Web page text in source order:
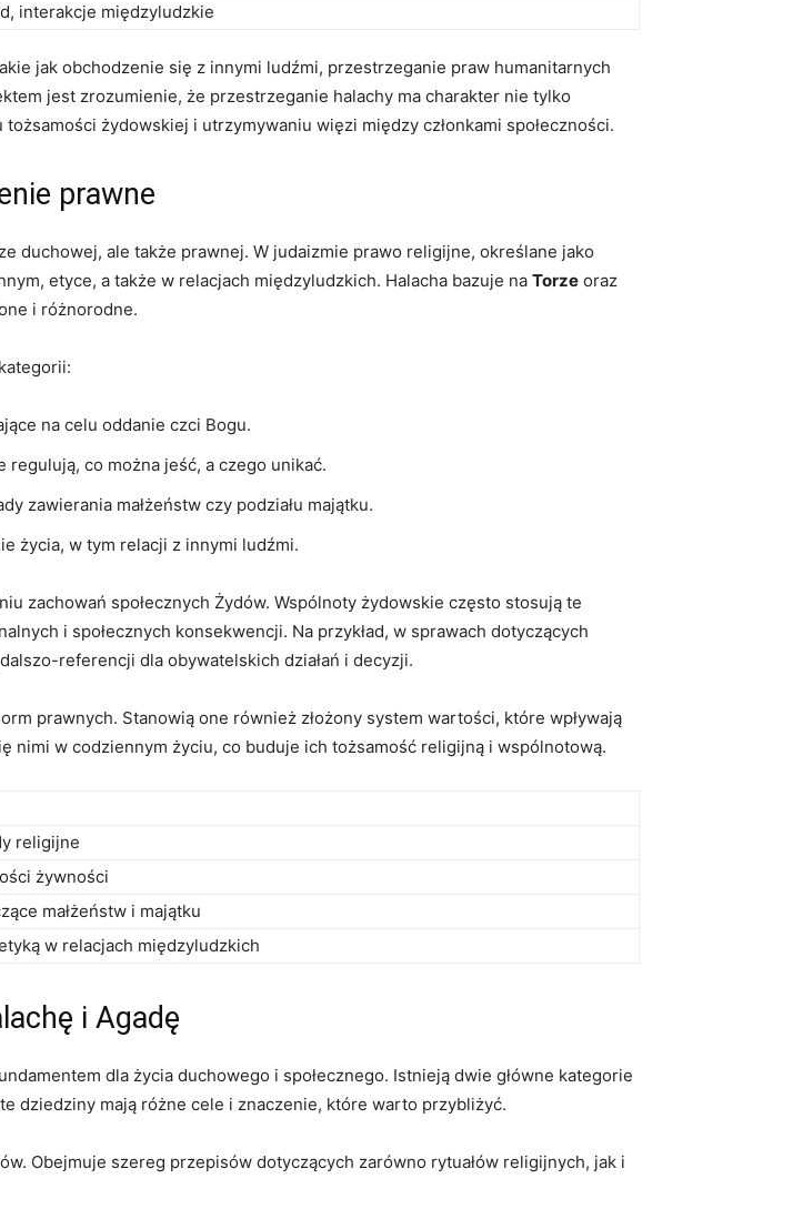
interakcje międzyludzkie
jak ⁣obchodzenie się‌ z innymi ludźmi, przestrzeganie praw⁢ humanitarnych
‌jest zrozumienie, że przestrzeganie halachy ma charakter nie tylko
żydowskiej⁢ i⁤ utrzymywaniu więzi między członkami społeczności.
prawne
duchowej, ale⁣ także prawnej. W judaizmie prawo ‍religijne,⁣ określane‍ jako
etyce, a także w relacjach międzyludzkich.⁤ Halacha bazuje na Torze oraz⁢
i‍ różnorodne.
na celu ⁣oddanie czci‍ Bogu.
​co⁢ można​ jeść, a⁣ czego unikać.
​zawierania małżeństw​ czy podziału majątku.
życia, w ​tym relacji z innymi ludźmi.
⁤zachowań społecznych⁢ Żydów. Wspólnoty ​żydowskie często stosują ​te
i społecznych konsekwencji.⁢ Na przykład, w sprawach dotyczących
referencji dla obywatelskich działań i ​decyzji.
prawnych. Stanowią one również złożony ⁢system⁤ wartości,‌ które⁣ wpływają
nimi w codziennym życiu, co ⁤buduje ich⁤ tożsamość religijną ⁤i wspólnotową.
religijne
żywności
‌małżeństw i majątku
w ⁣relacjach⁣ międzyludzkich
i Agadę
dla ⁤życia duchowego i⁢ społecznego. Istnieją dwie główne kategorie
dziedziny mają różne cele i‍ znaczenie, ⁣które warto ‍przybliżyć.
Obejmuje⁢ szereg przepisów dotyczących⁤ zarówno rytuałów religijnych, ‌jak ‍i⁣